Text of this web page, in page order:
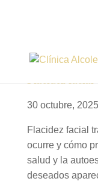
Flacidez facial
30 octubre, 2025
Flacidez facial
ocurre y cómo
salud y la
deseados